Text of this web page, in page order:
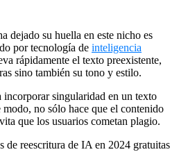
dejado su huella en este nicho es
por tecnología de inteligencia
rápidamente el texto preexistente,
sino también su tono y estilo.
incorporar singularidad en un texto
no sólo hace que el contenido
que los usuarios cometan plagio.